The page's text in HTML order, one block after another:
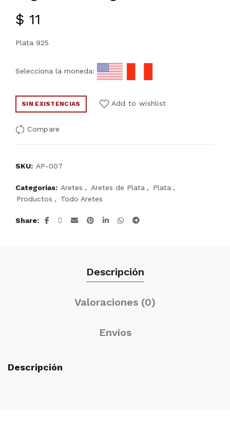
$ 11
Plata 925
Selecciona la moneda:
SIN EXISTENCIAS Add to wishlist
Compare
SKU: AP-007
Categorías: Aretes , Aretes de Plata , Plata ,
Productos , Todo Aretes
Share
Descripción
Valoraciones (0)
Envíos
Descripción